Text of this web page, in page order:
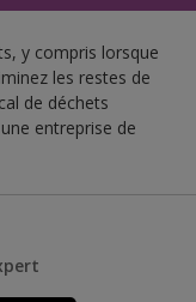
y compris lorsque
les restes de
de déchets
entreprise de